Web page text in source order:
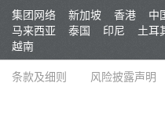
集团网络 新加坡 香港 中
马来西亚
泰国 印尼 土耳
越南
条款及细则
风险披露声明